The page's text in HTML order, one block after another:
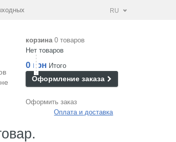
RU
корзина 0 товаров
Нет товаров
0 грн Итого
Оформление заказа
Оформить заказ
Оплата и доставка